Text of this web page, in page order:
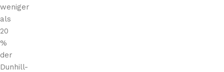
weniger
als
20
%
der
Dunhill-